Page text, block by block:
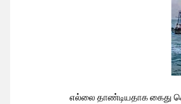
எல்லை தாண்டியதாக கைது